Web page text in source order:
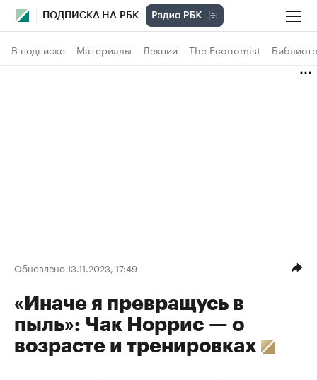
ПОДПИСКА НА РБК
В подписке Материалы Лекции The Economist
Обновлено 13.11.2023, 17:49
«Иначе я превращусь в
пыль»: Чак Норрис — о
возрасте и тренировках